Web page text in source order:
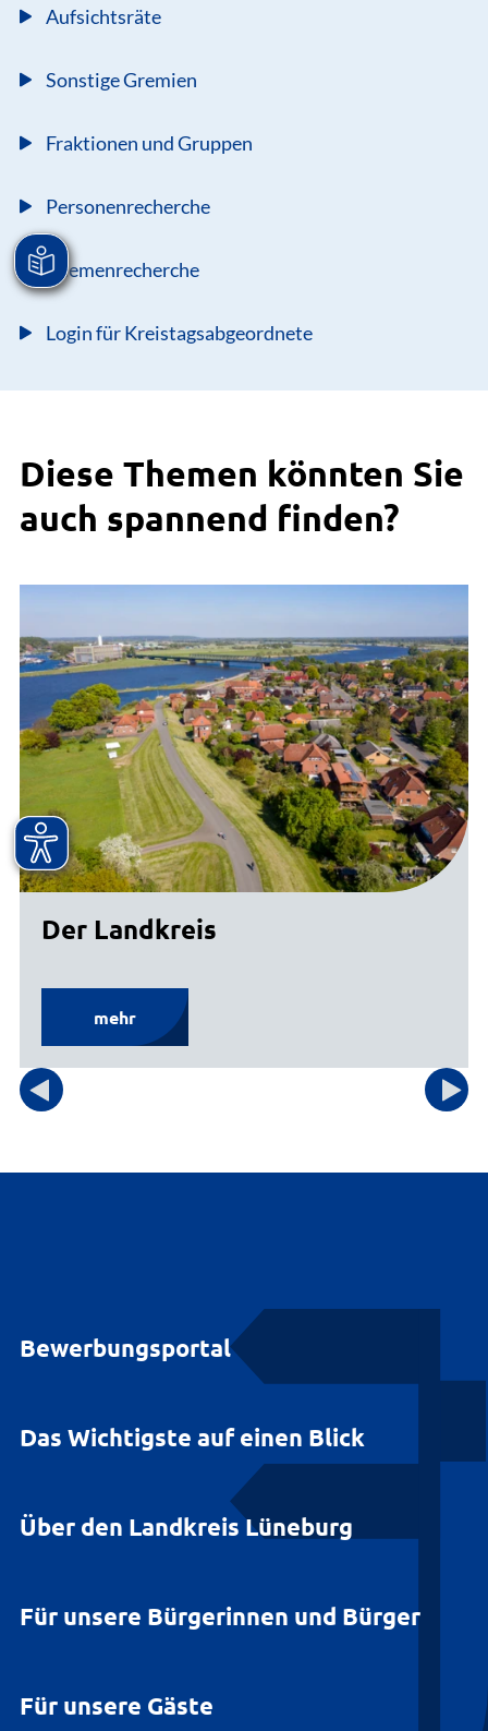
Aufsichtsräte
Sonstige Gremien
Fraktionen und Gruppen
Personenrecherche
Themenrecherche
Login für Kreistagsabgeordnete
Diese Themen könnten Sie
auch spannend finden?
Der Landkreis
mehr
Bewerbungsportal
Das Wichtigste auf einen Blick
Über den Landkreis Lüneburg
Für unsere Bürgerinnen und Bürger
Für unsere Gäste